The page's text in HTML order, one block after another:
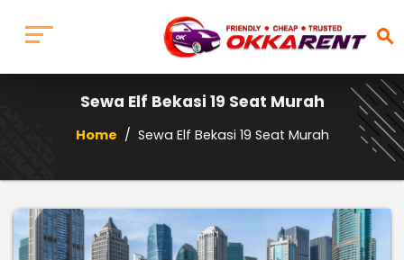
search
Sewa Elf Bekasi 19 Seat Murah
Home / Sewa Elf Bekasi 19 Seat Murah